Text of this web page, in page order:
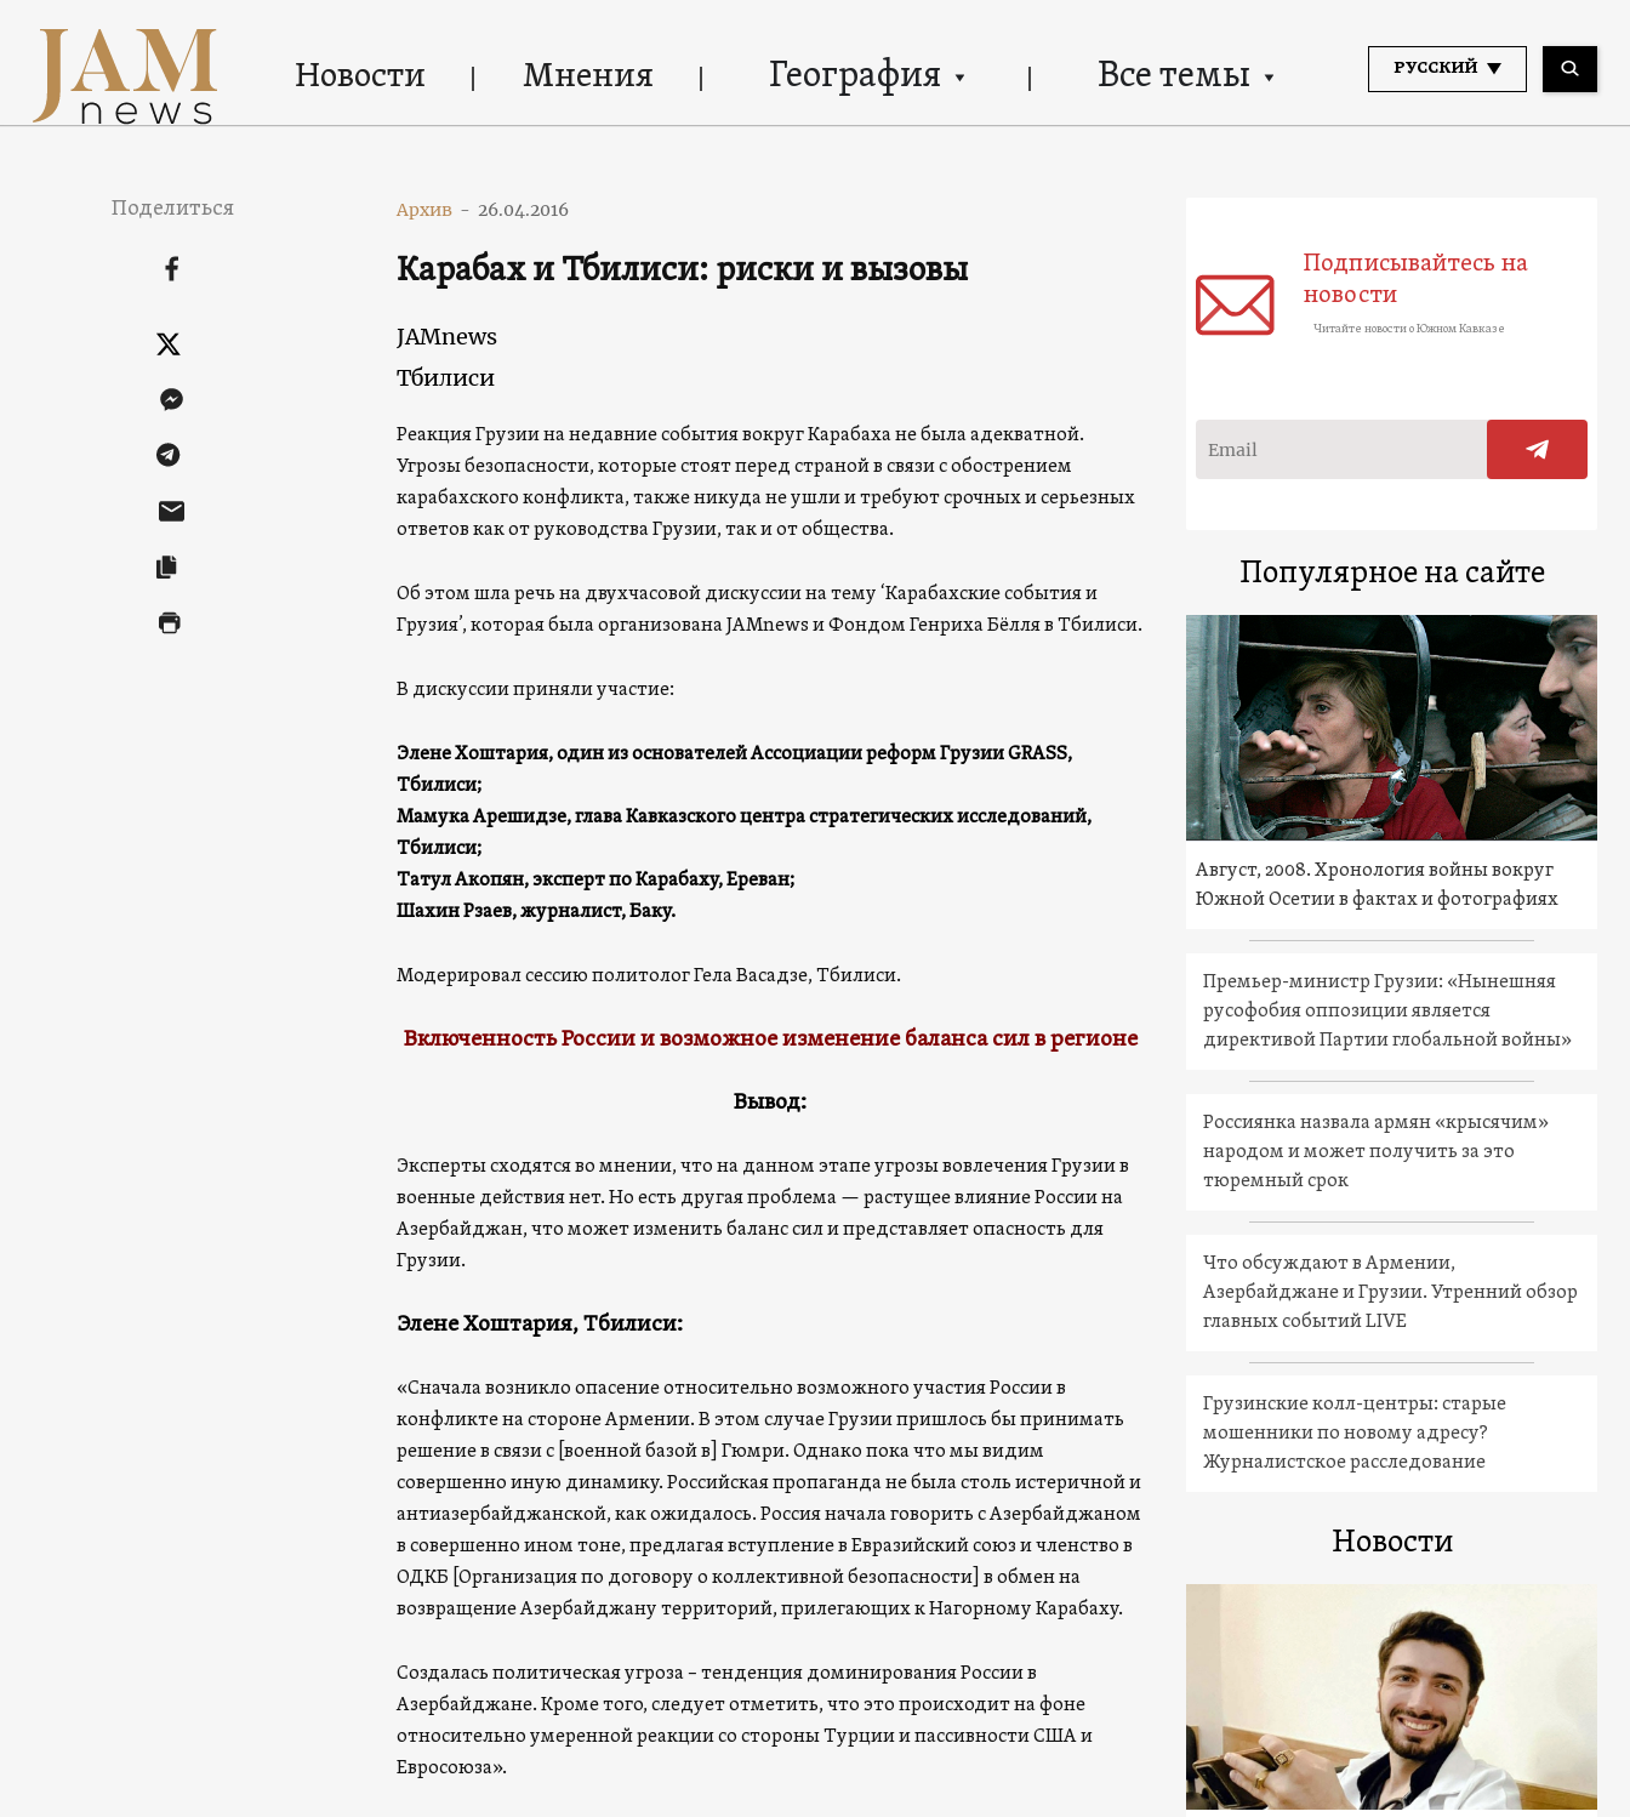
Новости Мнения География Все темы РУССКИЙ
Поделиться Архив - 26.04.2016
Карабах и Тбилиси: риски и вызовы
JAMnews
Тбилиси
Реакция Грузии на недавние события вокруг Карабаха не была адекватной.
Угрозы безопасности, которые стоят перед страной в связи с обострением
карабахского конфликта, также никуда не ушли и требуют срочных и серьезных
ответов как от руководства Грузии, так и от общества.
Об этом шла речь на двухчасовой дискуссии на тему ‘Карабахские события и
Грузия’, которая была организована JAMnews и Фондом Генриха Бёлля в Тбилиси.
В дискуссии приняли участие:
Элене Хоштария, один из основателей Ассоциации реформ Грузии GRASS,
Тбилиси;
Мамука Арешидзе, глава Кавказского центра стратегических исследований,
Тбилиси;
Татул Акопян, эксперт по Карабаху, Ереван;
Шахин Рзаев, журналист, Баку.
Модерировал сессию политолог Гела Васадзе, Тбилиси.
Включенность России и возможное изменение баланса сил в регионе
Вывод:
Эксперты сходятся во мнении, что на данном этапе угрозы вовлечения Грузии в
военные действия нет. Но есть другая проблема — растущее влияние России на
Азербайджан, что может изменить баланс сил и представляет опасность для
Грузии.
Элене Хоштария, Тбилиси:
«Сначала возникло опасение относительно возможного участия России в
конфликте на стороне Армении. В этом случае Грузии пришлось бы принимать
решение в связи с [военной базой в] Гюмри. Однако пока что мы видим
совершенно иную динамику. Российская пропаганда не была столь истеричной и
антиазербайджанской, как ожидалось. Россия начала говорить с Азербайджаном
в совершенно ином тоне, предлагая вступление в Евразийский cоюз и членство в
ОДКБ [Организация по договору о коллективной безопасности] в обмен на
возвращение Азербайджану территорий, прилегающих к Нагорному Карабаху.
Создалась политическая угроза – тенденция доминирования России в
Азербайджане. Кроме того, следует отметить, что это происходит на фоне
относительно умеренной реакции со стороны Турции и пассивности США и
Евросоюза».
Подписывайтесь на
новости
Читайте новости о Южном Кавказе
Популярное на сайте
Август, 2008. Хронология войны вокруг
Южной Осетии в фактах и фотографиях
Премьер-министр Грузии: «Нынешняя
русофобия оппозиции является
директивой Партии глобальной войны»
Россиянка назвала армян «крысячим»
народом и может получить за это
тюремный срок
Что обсуждают в Армении,
Азербайджане и Грузии. Утренний обзор
главных событий LIVE
Грузинские колл-центры: старые
мошенники по новому адресу?
Журналистское расследование
Новости